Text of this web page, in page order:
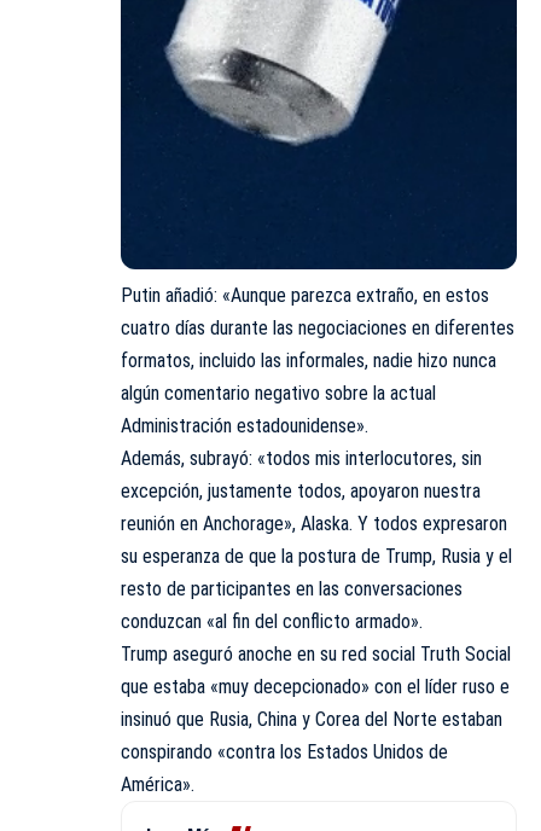
Putin añadió: «Aunque parezca extraño, en estos
cuatro días durante las negociaciones en diferentes
formatos, incluido las informales, nadie hizo nunca
algún comentario negativo sobre la actual
Administración estadounidense».
Además, subrayó: «todos mis interlocutores, sin
excepción, justamente todos, apoyaron nuestra
reunión en Anchorage», Alaska. Y todos expresaron
su esperanza de que la postura de Trump, Rusia y el
resto de participantes en las conversaciones
conduzcan «al fin del conflicto armado».
Trump aseguró anoche en su red social Truth Social
que estaba «muy decepcionado» con el líder ruso e
insinuó que Rusia, China y Corea del Norte estaban
conspirando «contra los Estados Unidos de
América».